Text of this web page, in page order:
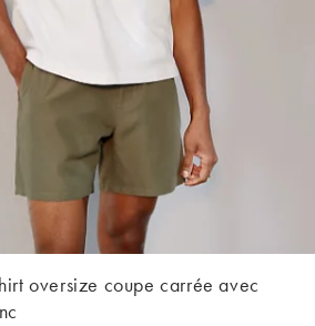
oversize coupe carrée avec